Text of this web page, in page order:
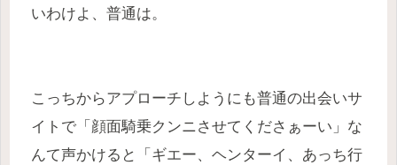
いわけよ、普通は。
こっちからアプローチしようにも普通の出会いサ
イトで「顔面騎乗クンニさせてくださぁーい」な
んて声かけると「ギエー、ヘンターイ、あっち行